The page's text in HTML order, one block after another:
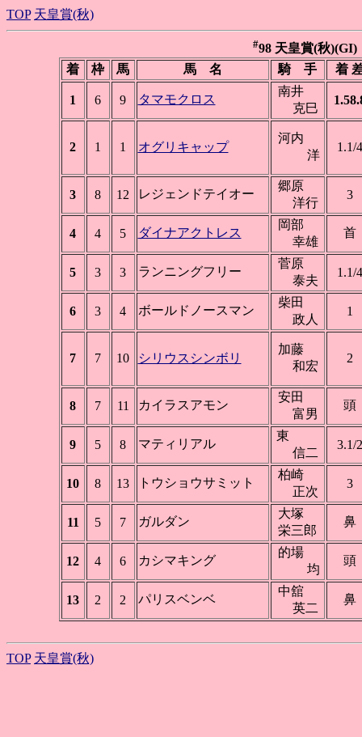
TOP 天皇賞(秋)
#98 天皇賞(秋)(GI)
着
枠 馬 馬 名 騎 手 着
1 6 9 タマモクロス
南井
克巳
2 1 1 オグリキャップ
河内
洋
1.1/4
3 8 12 レジェンドテイオー
郷原
洋行
3
4 4 5 ダイナアクトレス
岡部
幸雄
首
5 3 3 ランニングフリー
菅原
泰夫
1.1/4
6 3 4 ボールドノースマン
柴田
政人
1
7 7 10 シリウスシンボリ
加藤
和宏
2
8 7 11 カイラスアモン
安田
富男
頭
9 5 8 マティリアル
東
信二
3.1/2
10 8 13 トウショウサミット
柏崎
正次
3
11 5 7 ガルダン
大塚
栄三郎
鼻
12 4 6 カシマキング
的場
均
頭
13 2 2 パリスベンベ
中舘
英二
鼻
TOP 天皇賞(秋)